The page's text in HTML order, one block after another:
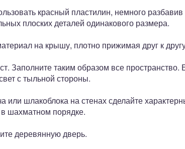
красный пластилин, немного
плоских деталей одинакового размера.
на крышу, плотно прижимая друг к
Заполните таким образом все пространство.
с тыльной стороны.
или шлакоблока на стенах сделайте
шахматном порядке.
деревянную дверь.